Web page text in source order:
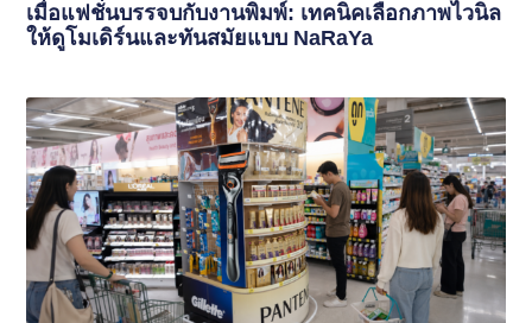
เมื่อแฟชั่นบรรจบกับงานพิมพ์: เทคนิคเลือกภาพไวนิล
ให้ดูโมเดิร์นและทันสมัยแบบ NaRaYa